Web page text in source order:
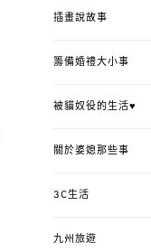
插畫說故事
籌備婚禮大小事
被貓奴役的生活♥
關於婆媳那些事
3C生活
九州旅遊